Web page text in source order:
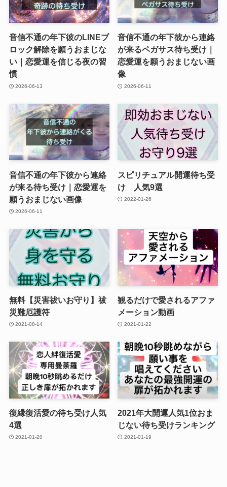
音信不通の年下彼のLINEブ
ロック解除を願うおまじな
い｜恋愛運を信じる夜の習
慣
2026-06-13
音信不通の年下彼から連絡
が来るペガサス待ち受け｜
恋愛運を願うおまじない画
像
2026-06-11
音信不通の年下彼から連絡
が来る待ち受け｜恋愛運を
願うおまじない画像
2026-06-11
スピリチュアル開運待ち受
け 人気9選
2022-01-26
無料【災害祓いお守り】祓
災難厄護符
2021-08-14
観るだけで愛されるアファ
メーション動画
2021-01-22
復縁復活愛の待ち受け人気
4選
2021-01-20
2021年大開運人気1位おま
じない待ち受けランキング
2021-01-19